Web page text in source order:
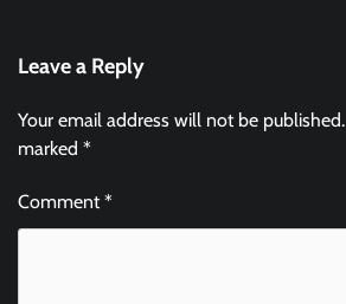
Leave a Reply
Your email address will not be published.
marked *
Comment*